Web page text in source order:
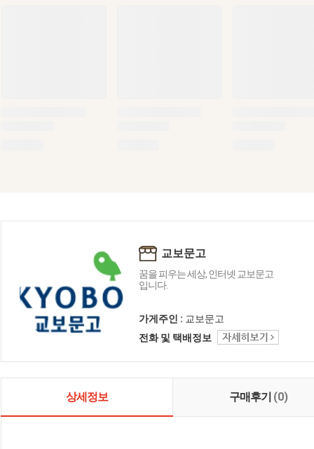
교보문고
꿈을 피우는 세상, 인터넷 교보문고
입니다.
가게주인 : 교보문고
전화 및 택배정보
상세정보 구매후기 (0)